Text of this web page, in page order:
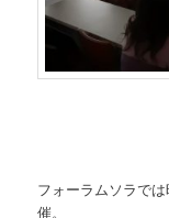
フォーラムソラで
催。